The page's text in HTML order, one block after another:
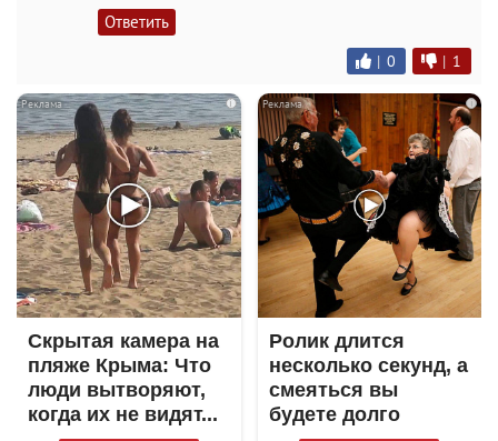
Ответить
| 0 | 1
i
Скрытая камера на
пляже Крыма: Что
люди вытворяют,
когда их не видят...
i
Ролик длится
несколько секунд, а
смеяться вы
будете долго